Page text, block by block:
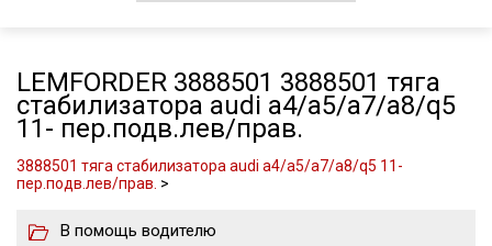
LEMFORDER 3888501 3888501 тяга
стабилизатора audi a4/a5/a7/a8/q5
11- пер.подв.лев/прав.
3888501 тяга стабилизатора audi a4/a5/a7/a8/q5 11-
пер.подв.лев/прав. >
В помощь водителю